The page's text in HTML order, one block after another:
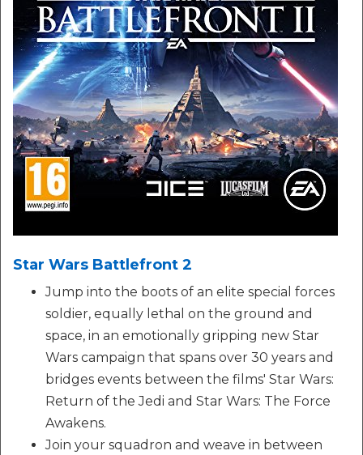
Star Wars Battlefront 2
Jump into the boots of an elite special forces
soldier, equally lethal on the ground and
space, in an emotionally gripping new Star
Wars campaign that spans over 30 years and
bridges events between the films' Star Wars:
Return of the Jedi and Star Wars: The Force
Awakens.
Join your squadron and weave in between